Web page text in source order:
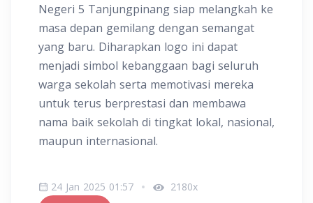
Negeri 5 Tanjungpinang siap melangkah ke
masa depan gemilang dengan semangat
yang baru. Diharapkan logo ini dapat
menjadi simbol kebanggaan bagi seluruh
warga sekolah serta memotivasi mereka
untuk terus berprestasi dan membawa
nama baik sekolah di tingkat lokal, nasional,
maupun internasional.
24 Jan 2025 01:57
2180x